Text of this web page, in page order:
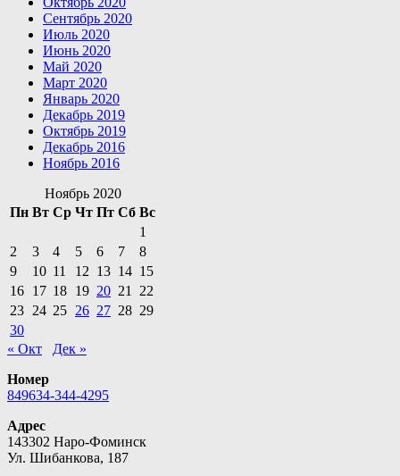
Сентябрь 2020
Июль 2020
Июнь 2020
Май 2020
Март 2020
Январь 2020
Декабрь 2019
Октябрь 2019
Декабрь 2016
Ноябрь 2016
Ноябрь 2020
Пн Вт Ср Чт Пт Сб Вс
1
2
3 4 5 6 7
8
9
10 11 12 13 14 15
16 17 18 19 20 21
22
23 24 25 26 27 28 29
30
« Окт
Дек »
Номер
849634-344-4295
Адрес
143302 Наро-Фоминск
Ул. Шибанкова, 187